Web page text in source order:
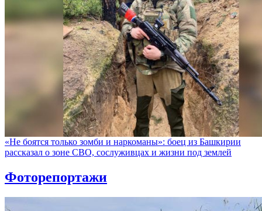
«Не боятся только зомби и наркоманы»: боец из Башкирии
рассказал о зоне СВО, сослуживцах и жизни под землей
Фоторепортажи